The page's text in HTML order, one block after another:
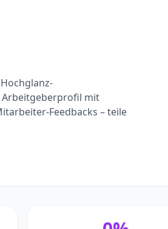
Arbeitgeberprofil mit
Feedbacks – teile